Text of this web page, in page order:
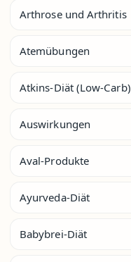
Arthrose und Arthritis
Atemübungen
Atkins-Diät (Low-Carb)
Auswirkungen
Aval-Produkte
Ayurveda-Diät
Babybrei-Diät